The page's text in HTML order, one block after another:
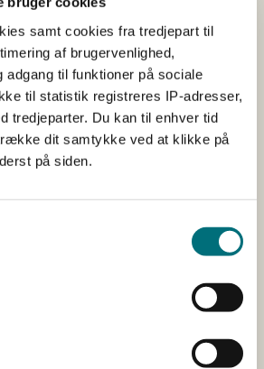
samt cookies fra tredjepart til
af brugervenlighed,
adgang til funktioner på sociale
til statistik registreres IP-adresser,
tredjeparter. Du kan til enhver tid
dit samtykke ved at klikke på
på siden.
- Tillæg til
4000
græs 1500
slæt 3526
-